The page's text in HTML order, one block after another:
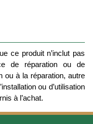
ce produit n’inclut pas
de réparation ou de
ou à la réparation, autre
ou d’utilisation
à l’achat.